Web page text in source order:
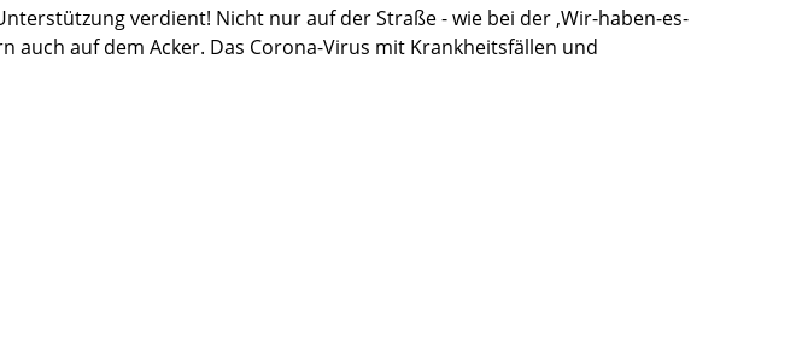
verdient! Nicht nur auf der Straße - wie bei der ‚Wir-haben-es-
auch auf dem Acker. Das Corona-Virus mit Krankheitsfällen und